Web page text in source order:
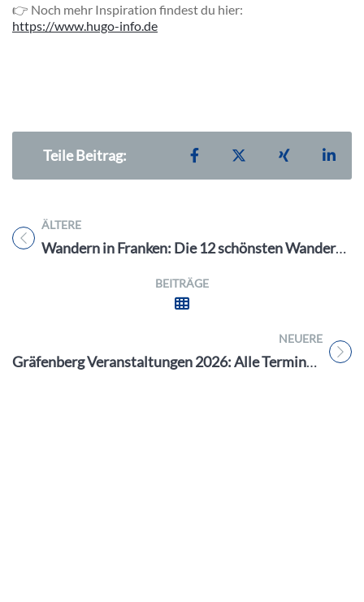
👉 Noch mehr Inspiration findest du hier:
https://www.hugo-info.de
Teile Beitrag: Teilen auf Facebook
Teilen auf XTeilen auf
ÄLTERE
Titel für Beitrag
Wandern in Franken: Die 12 schönsten Wanderungen & Geheimtipps
BEITRÄGE
NEUERE
Titel für Beitrag
Gräfenberg Veranstaltungen 2026: Alle Termine + 2 Highlights, die Sie nicht verpassen dürfen